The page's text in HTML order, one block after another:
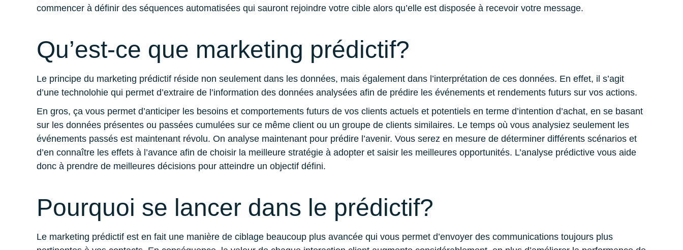
commencer à définir des séquences automatisées qui sauront rejoindre votre cible alors qu’elle est disposée à recevoir votre message.
Qu’est-ce que marketing prédictif?
Le principe du marketing prédictif réside non seulement dans les données, mais également dans l’interprétation de ces données. En effet, il s’agit
d’une technolohie qui permet d’extraire de l’information des données analysées afin de prédire les événements et rendements futurs sur vos actions.
En gros, ça vous permet d’anticiper les besoins et comportements futurs de vos clients actuels et potentiels en terme d’intention d’achat, en se basant
sur les données présentes ou passées cumulées sur ce même client ou un groupe de clients similaires. Le temps où vous analysiez seulement les
événements passés est maintenant révolu. On analyse maintenant pour prédire l’avenir. Vous serez en mesure de déterminer différents scénarios et
d’en connaître les effets à l’avance afin de choisir la meilleure stratégie à adopter et saisir les meilleures opportunités. L’analyse prédictive vous aide
donc à prendre de meilleures décisions pour atteindre un objectif défini.
Pourquoi se lancer dans le prédictif?
Le marketing prédictif est en fait une manière de ciblage beaucoup plus avancée qui vous permet d’envoyer des communications toujours plus